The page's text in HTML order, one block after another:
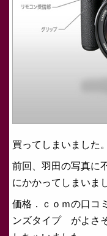
買ってしまいました。
前回、羽田の写真に
にかかってしまいま
価格．ｃｏｍの口コ
ンズタイプ がよさ